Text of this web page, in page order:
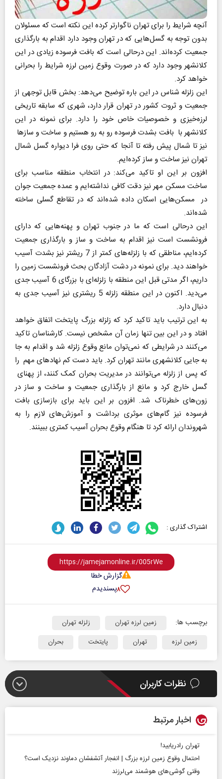
آنچه شرایط را برای تهران ناگوارتر کرده این نکته است که مسئولان
بدون توجه به گسل‌هایی که در تهران وجود دارد اقدام به بارگذاری
جمعیت کرده‌اند. این درحالی است که بافت فرسوده زیادی در این
کلانشهر وجود دارد که در صورت وقوع زمین لرزه شرایط را بحرانی
خواهد کرد.
‌این زلزله شناس در این باره توضیح می‌دهد:‌ بخش قابل توجهی از
جمعیت و ثروت کشور در تهران قرار دارد، شهری که سابقه تاریخی
لرزه‌خیزی ‌و خصوصیات خاص خود را دارد. برای نمونه در این
کلانشهر با بافت بشدت فرسوده رو به رو هستیم و ساخت و سازها ‌
نیز تا شمال پیش رفته تا آنجا که حتی روی فرا دیواره گسل شمال
تهران نیز ساخت و ساز کرده‌ایم‌.
افزون بر این او تاکید می‌کند: در انتخاب منطقه مناسب برای
ساخت مسکن مهر نیز دقت کافی نداشته‌ایم و عمده جمعیت جوان
در مسکن‌هایی اسکان داده شده‌اند که در تقاطع گسلی ساخته
شده‌اند.
این درحالی است که ما در جنوب تهران و پهنه‌هایی که دارای
فرونشست است نیز اقدام به ساخت و ساز و بارگذاری جمعیت
کرده‌ایم، مناطقی که با زلزله‌های کمتر از 7 ریشتر نیز بشدت آسیب
خواهند دید. برای نمونه در دشت آزادگان بحث فرونشست زمین را‌
داریم‌، اگر مدتی قبل این منطقه با زلزله‌ای با بزرگای 6 آسیب جدی
می‌دید‌. اکنون در این منطقه ‌زلزله‌ 5 ریشتری نیز آسیب جدی به
دنبال دارد.
به این ترتیب باید تاکید کرد که زلزله بزرگ پایتخت اتفاق خواهد
افتاد و در این بین تنها زمان آن مشخص نیست. کارشناسان تاکید
می‌کنند در شرایطی که نمی‌توان مانع وقوع زلزله شد و اقدام به جا
به جایی کلانشهری مانند تهران کرد. باید دست کم نهادهای مهم را
که پس از زلزله می‌توانند در مدیریت بحران کمک کنند، از پهنای
گسل خارج کرد و مانع از بارگذاری جمعیت و ساخت و ساز در
زون‌های خطرناک شد. افزون بر این باید برای بازسازی بافت
فرسوده نیز گام‌های موثری برداشت و آموزش‌های لازم را به
شهروندان ارائه کرد تا هنگام وقوع بحران آسیب کمتری ببینند‌.
اشتراک گذاری :
گزارش خطا
پسندیدم۸
برچسب ها: زمین لرزه تهران
زلزله تهران
زمین لرزه
تهران پایتخت بحران
نظرات کاربران
اخبار مرتبط
تهران رادریابید!
احتمال وقوع زمین لرزه‌ بزرگ | انفجار آتشفشان دماوند نزدیک است؟
وقتی گوشی‌های هوشمند می‌لرزند